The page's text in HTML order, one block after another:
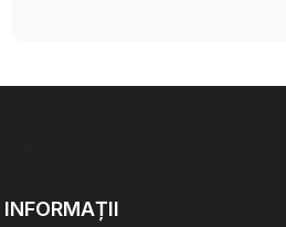
INFORMAȚII